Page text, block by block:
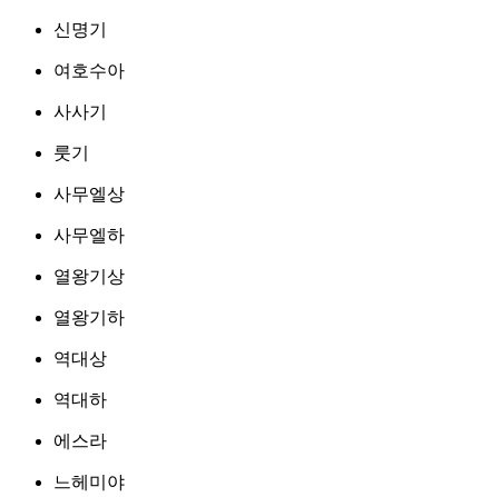
신명기
여호수아
사사기
룻기
사무엘상
사무엘하
열왕기상
열왕기하
역대상
역대하
에스라
느헤미야